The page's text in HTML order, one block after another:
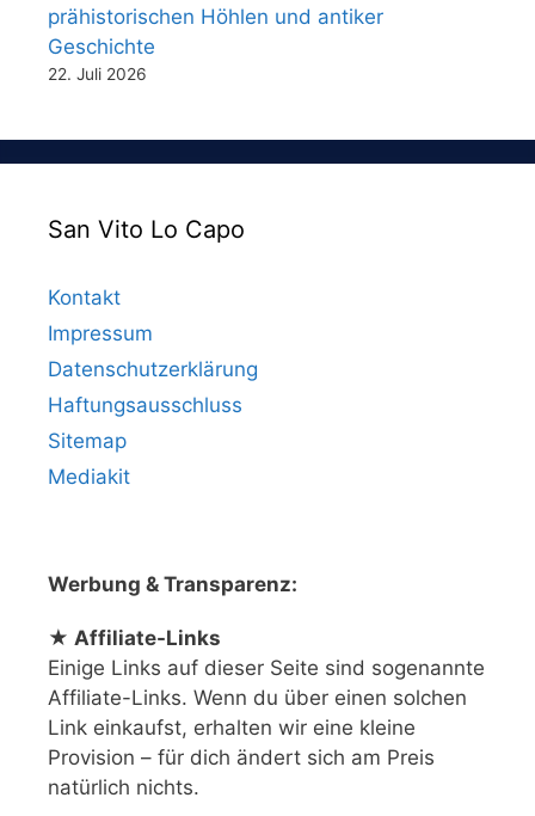
prähistorischen Höhlen und antiker
Geschichte
22. Juli 2026
San Vito Lo Capo
Kontakt
Impressum
Datenschutzerklärung
Haftungsausschluss
Sitemap
Mediakit
Werbung & Transparenz:
★ Affiliate-Links
Einige Links auf dieser Seite sind sogenannte
Affiliate-Links. Wenn du über einen solchen
Link einkaufst, erhalten wir eine kleine
Provision – für dich ändert sich am Preis
natürlich nichts.